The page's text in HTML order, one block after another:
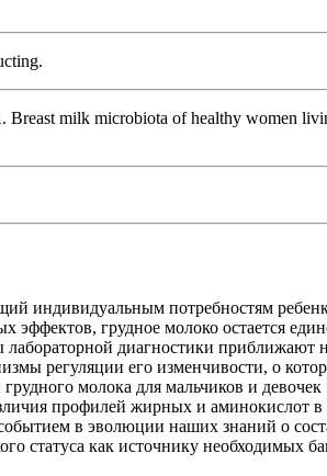
milk microbiota of healthy women
индивидуальным потребностям
грудное молоко остается
диагностики
регуляции его изменчивости, о
молока для мальчиков и
профилей жирных и аминокислот
в эволюции наших знаний о
статуса как источнику необходимых